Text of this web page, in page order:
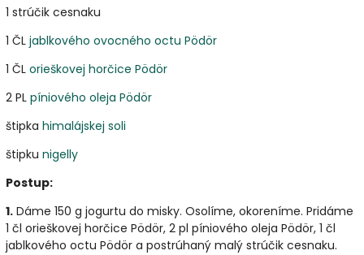
1 strúčik cesnaku
1 ČL jablkového ovocného octu Pödör
1 ČL orieškovej horčice Pödör
2 PL píniového oleja Pödör
štipka himalájskej soli
štipku nigelly
Postup:
1. Dáme 150 g jogurtu do misky. Osolíme, okoreníme. Pridáme
1 čl orieškovej horčice Pödör, 2 pl píniového oleja Pödör, 1 čl
jablkového octu Pödör a postrúhaný malý strúčik cesnaku.